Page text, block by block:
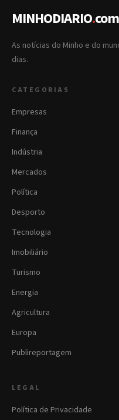
MINHODIARIO.com
As notícias do Minho e do
dias.
CATEGORIAS
Empresas
Finança
Indústria
Mercados
Política
Desporto
Tecnologia
Imobiliário
Turismo
Energia
Agricultura
Europa
Publireportagem
LEGAL
Política de Privacidade